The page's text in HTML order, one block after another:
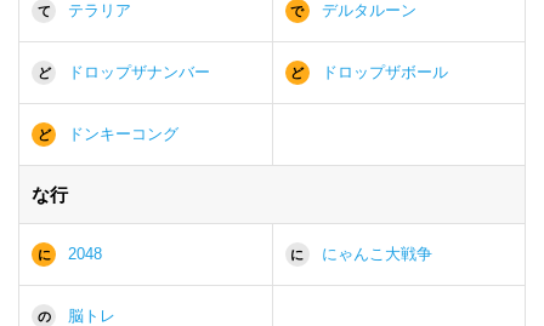
て テラリア で デルタルーン
ど ドロップザナンバー ど ドロップザボール
ど ドンキーコング
な行
に 2048 に にゃんこ大戦争
の 脳トレ